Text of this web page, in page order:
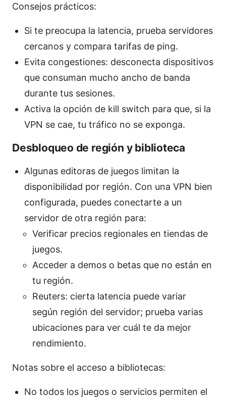
Consejos prácticos:
Si te preocupa la latencia, prueba servidores
cercanos y compara tarifas de ping.
Evita congestiones: desconecta dispositivos
que consuman mucho ancho de banda
durante tus sesiones.
Activa la opción de kill switch para que, si la
VPN se cae, tu tráfico no se exponga.
Desbloqueo de región y biblioteca
Algunas editoras de juegos limitan la
disponibilidad por región. Con una VPN bien
configurada, puedes conectarte a un
servidor de otra región para:
Verificar precios regionales en tiendas de
juegos.
Acceder a demos o betas que no están en
tu región.
Reuters: cierta latencia puede variar
según región del servidor; prueba varias
ubicaciones para ver cuál te da mejor
rendimiento.
Notas sobre el acceso a bibliotecas:
No todos los juegos o servicios permiten el